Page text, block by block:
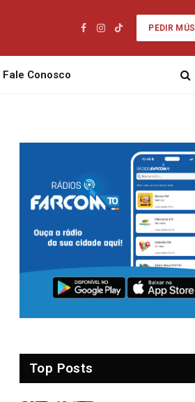
Facebook
Instagram
TikTok
PEDIR
Fale Conosco
Top Posts